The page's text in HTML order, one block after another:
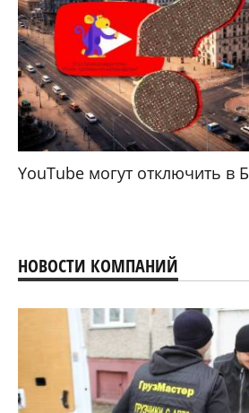
YouTube могут отключить в
НОВОСТИ КОМПАНИЙ